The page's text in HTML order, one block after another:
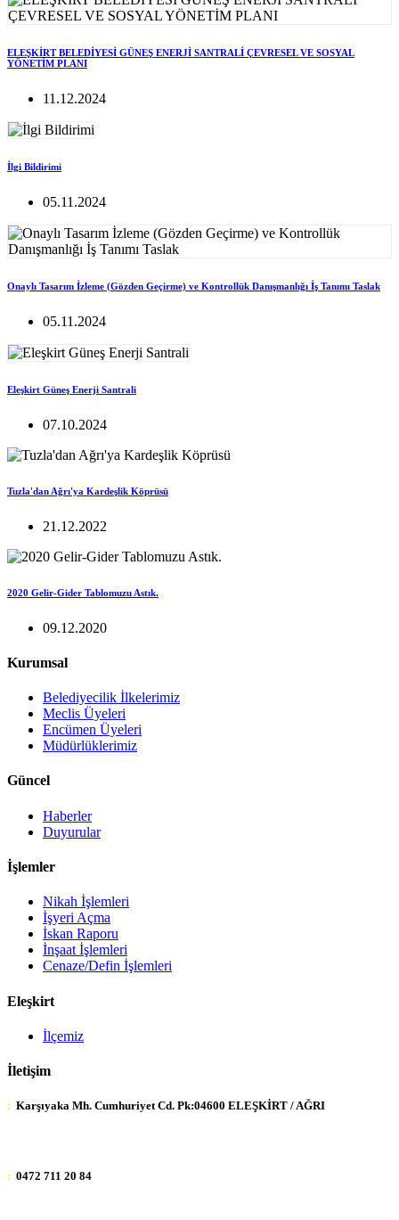
ELEŞKİRT BELEDİYESİ GÜNEŞ ENERJİ SANTRALİ ÇEVRESEL VE SOSYAL
YÖNETİM PLANI
11.12.2024
İlgi Bildirimi
05.11.2024
Onaylı Tasarım İzleme (Gözden Geçirme) ve Kontrollük Danışmanlığı İş Tanımı Taslak
05.11.2024
Eleşkirt Güneş Enerji Santrali
07.10.2024
Tuzla'dan Ağrı'ya Kardeşlik Köprüsü
21.12.2022
2020 Gelir-Gider Tablomuzu Astık.
09.12.2020
Kurumsal
Belediyecilik İlkelerimiz
Meclis Üyeleri
Encümen Üyeleri
Müdürlüklerimiz
Güncel
Haberler
Duyurular
İşlemler
Nikah İşlemleri
İşyeri Açma
İskan Raporu
İnşaat İşlemleri
Cenaze/Defin İşlemleri
Eleşkirt
İlçemiz
İletişim
: Karşıyaka Mh. Cumhuriyet Cd. Pk:04600 ELEŞKİRT / AĞRI
: 0472 711 20 84